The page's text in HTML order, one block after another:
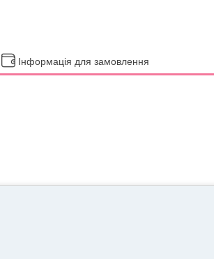
Інформація для замовлення